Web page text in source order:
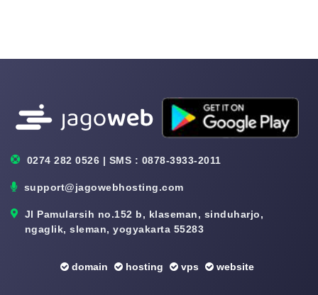
0274 282 0526 | SMS : 0878-3933-2011
support@jagowebhosting.com
Jl Pamularsih no.152 b, klaseman, sinduharjo,
ngaglik, sleman, yogyakarta 55283
domain hosting vps website